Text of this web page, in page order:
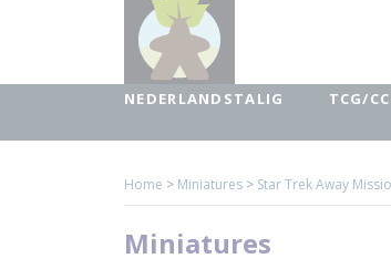
NEDERLANDSTALIG TCG/
Home > Miniatures > Star Trek Away
Miniatures